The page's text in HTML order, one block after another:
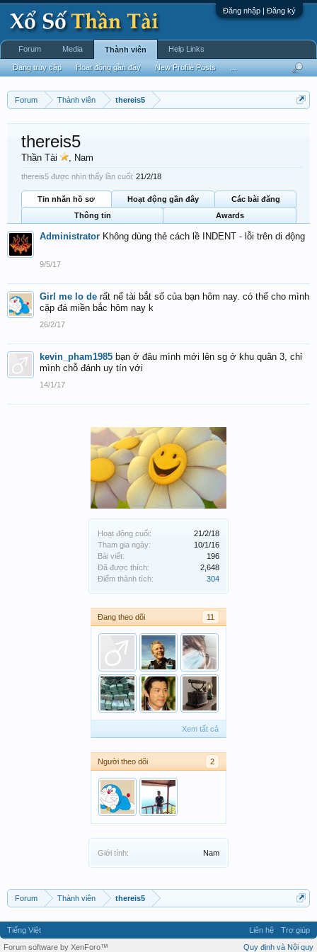
Đăng nhập | Đăng ký
Forum Thành viên thereis5
Hoạt động cuối:
21/2/18
Tham gia ngày:
10/1/16
Bài viết:
196
Đã được thích:
2,648
Điểm thành tích:
304
Đang theo dõi 11
Xem tất cả
Người theo dõi 2
Giới tính: Nam
thereis5
Thần Tài , Nam
thereis5 được nhìn thấy lần cuối: 21/2/18
Tin nhắn hồ sơ Hoạt động gần đây
Các bài đăng
Thông tin
Awards
Administrator Không dùng thẻ cách lề INDENT - lỗi trên di động
9/5/17
Girl me lo de rất nể tài bắt số của bạn hôm nay. có thể cho mình
cặp đá miền bắc hôm nay k
26/2/17
kevin_pham1985 bạn ở đâu mình mới lên sg ở khu quân 3, chỉ
mình chỗ đánh uy tín với
14/1/17
Forum Thành viên thereis5
Forum Media Thành viên
Đang truy cập Hoạt động gần đây New Profile Posts
Help Links
Tiếng Việt Liên hệ
Trợ giúp
Quy định và Nội quy
Forum software by XenForo™